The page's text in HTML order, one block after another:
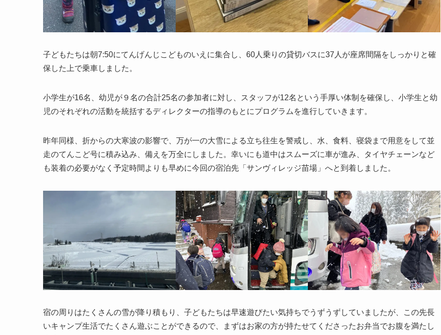
子どもたちは朝7:50にてんげんじこどものいえに集合し、60人乗りの貸切バスに37人が座席間隔をしっかりと確
保した上で乗車しました。
小学生が16名、幼児が９名の合計25名の参加者に対し、スタッフが12名という手厚い体制を確保し、小学生と幼
児のそれぞれの活動を統括するディレクターの指導のもとにプログラムを進行していきます。
昨年同様、折からの大寒波の影響で、万が一の大雪による立ち往生を警戒し、水、食料、寝袋まで用意をして並
走のてんこど号に積み込み、備えを万全にしました。幸いにも道中はスムーズに車が進み、タイヤチェーンなど
も装着の必要がなく予定時間よりも早めに今回の宿泊先「サンヴィレッジ苗場」へと到着しました。
宿の周りはたくさんの雪が降り積もり、子どもたちは早速遊びたい気持ちでうずうずしていましたが、この先長
いキャンプ生活でたくさん遊ぶことができるので、まずはお家の方が持たせてくださったお弁当でお腹を満たし